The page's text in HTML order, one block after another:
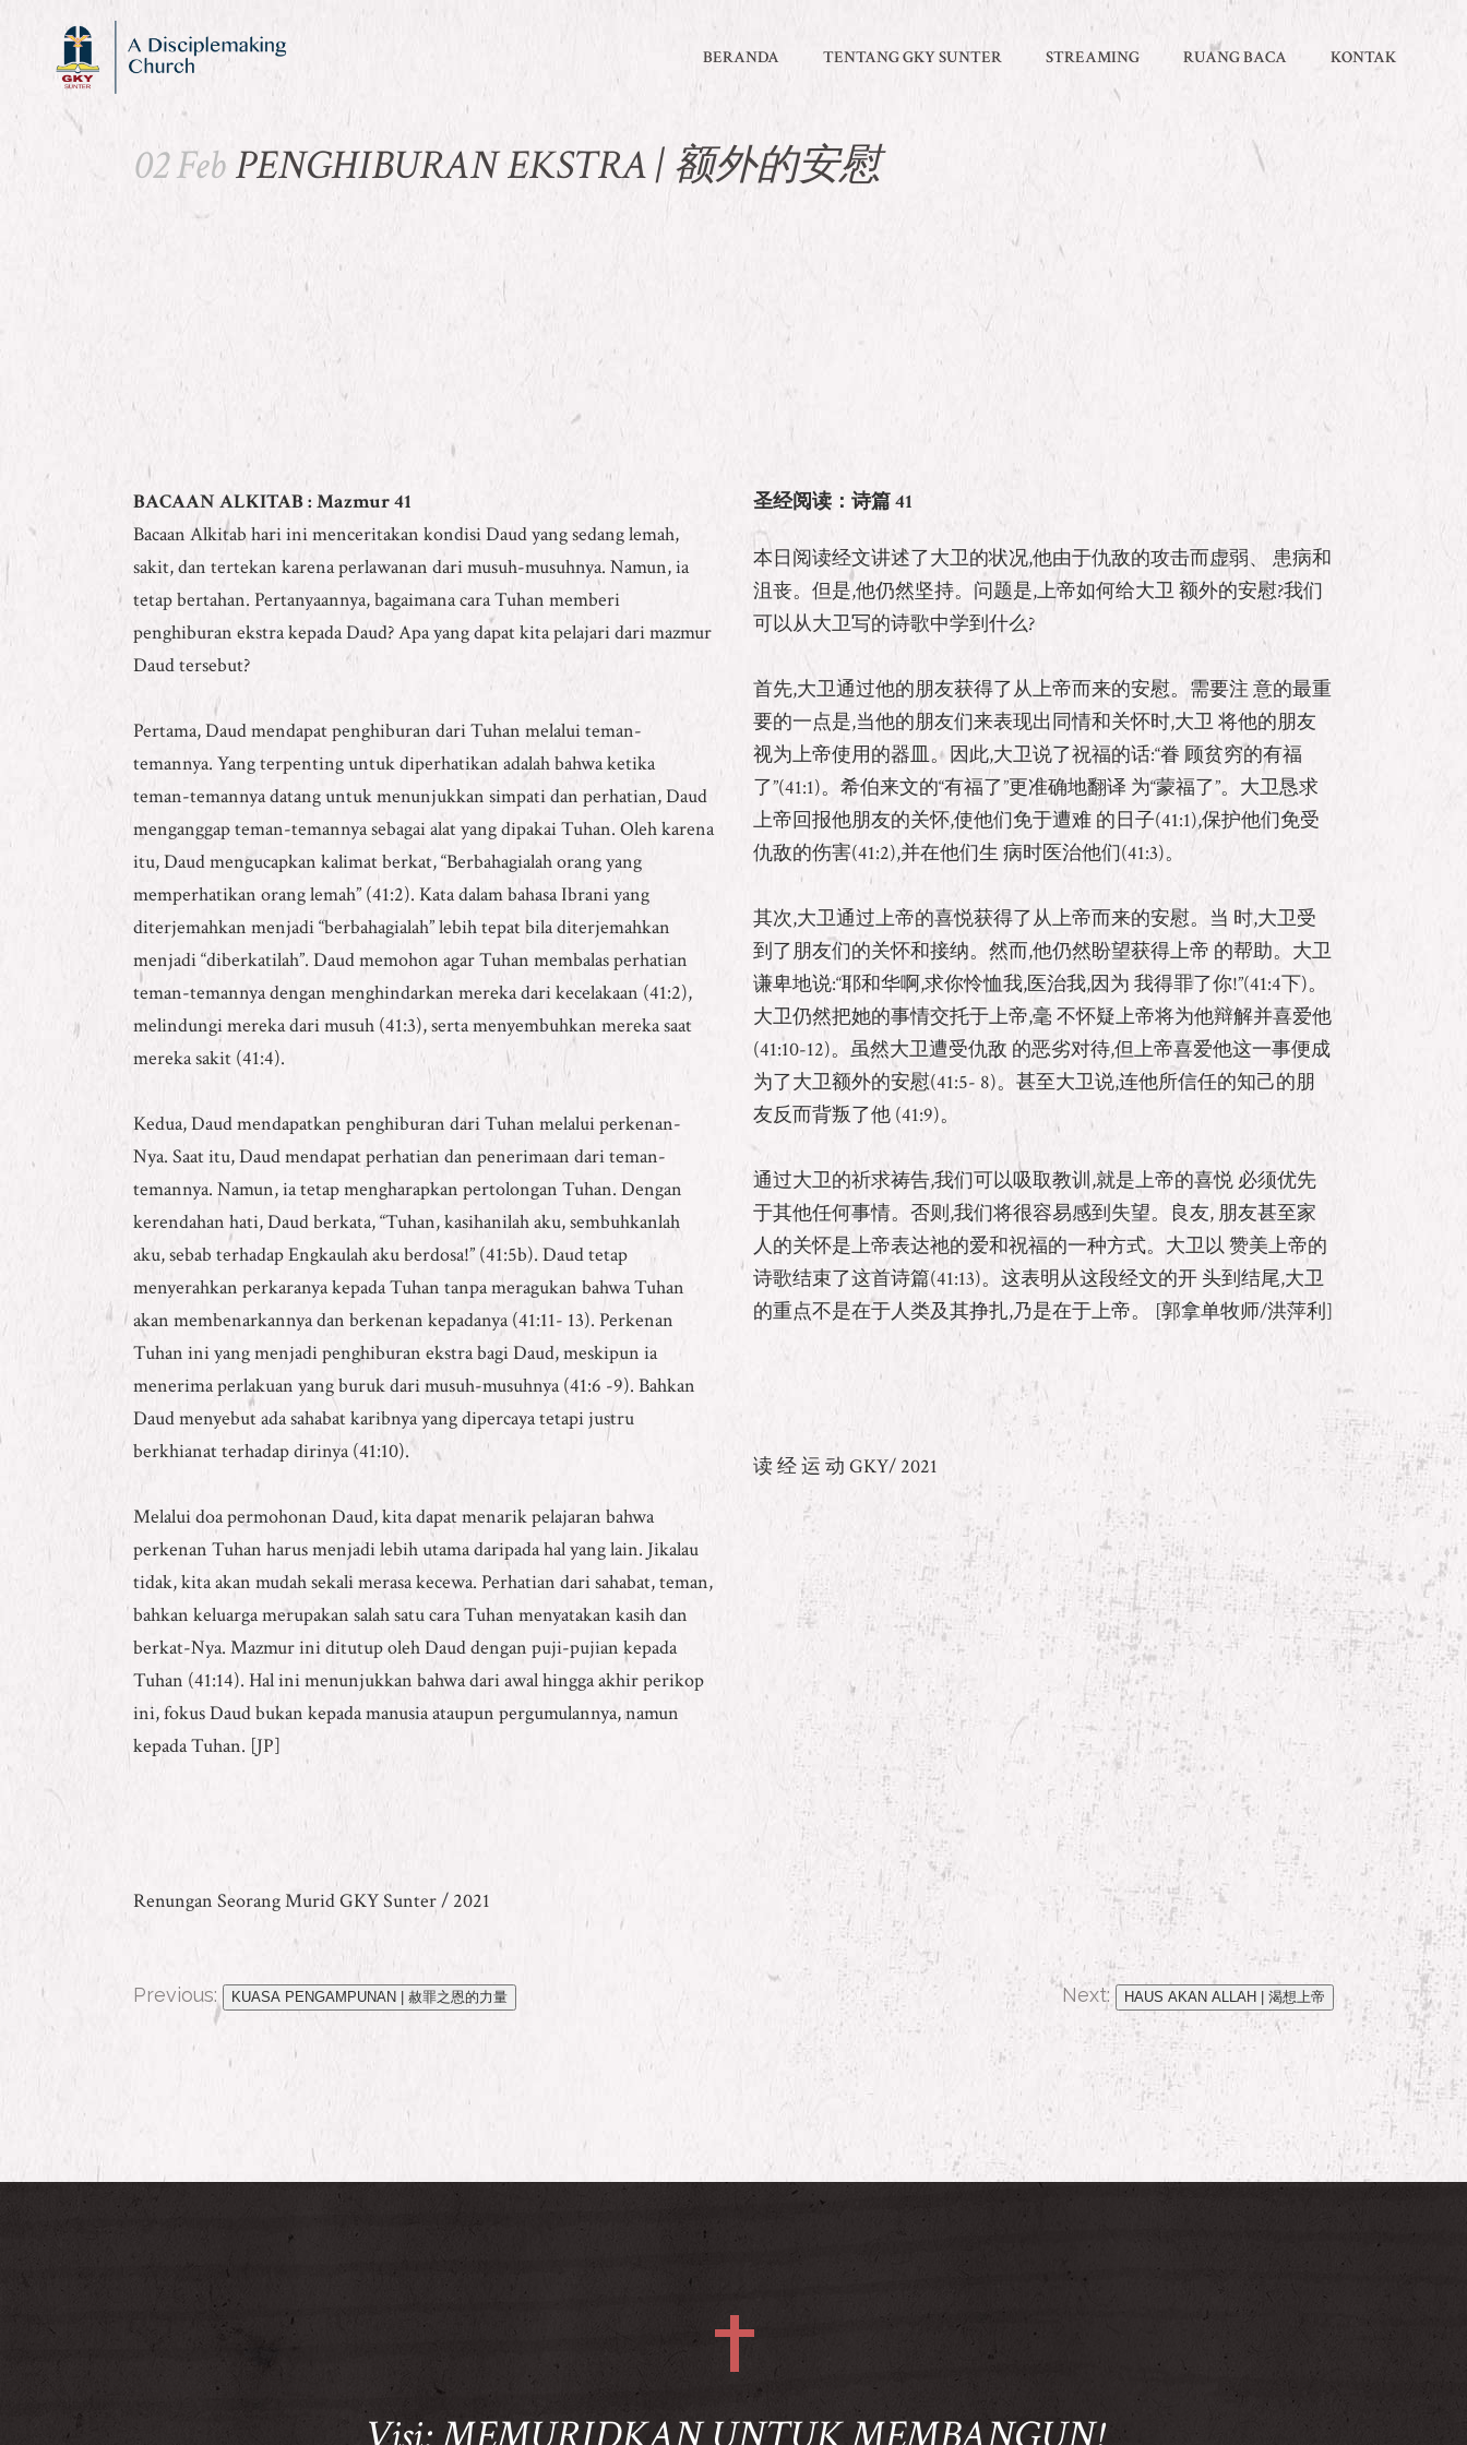
BERANDA TENTANG GKY SUNTER STREAMING RUANG BACA KONTAK
02 FebPENGHIBURAN EKSTRA | 额外的安慰
BACAAN ALKITAB : Mazmur 41
Bacaan Alkitab hari ini menceritakan kondisi Daud yang sedang lemah,
sakit, dan tertekan karena perlawanan dari musuh-musuhnya. Namun, ia
tetap bertahan. Pertanyaannya, bagaimana cara Tuhan memberi
penghiburan ekstra kepada Daud? Apa yang dapat kita pelajari dari mazmur
Daud tersebut?
Pertama, Daud mendapat penghiburan dari Tuhan melalui teman-
temannya. Yang terpenting untuk diperhatikan adalah bahwa ketika
teman-temannya datang untuk menunjukkan simpati dan perhatian, Daud
menganggap teman-temannya sebagai alat yang dipakai Tuhan. Oleh karena
itu, Daud mengucapkan kalimat berkat, “Berbahagialah orang yang
memperhatikan orang lemah” (41:2). Kata dalam bahasa Ibrani yang
diterjemahkan menjadi “berbahagialah” lebih tepat bila diterjemahkan
menjadi “diberkatilah”. Daud memohon agar Tuhan membalas perhatian
teman-temannya dengan menghindarkan mereka dari kecelakaan (41:2),
melindungi mereka dari musuh (41:3), serta menyembuhkan mereka saat
mereka sakit (41:4).
Kedua, Daud mendapatkan penghiburan dari Tuhan melalui perkenan-
Nya. Saat itu, Daud mendapat perhatian dan penerimaan dari teman-
temannya. Namun, ia tetap mengharapkan pertolongan Tuhan. Dengan
kerendahan hati, Daud berkata, “Tuhan, kasihanilah aku, sembuhkanlah
aku, sebab terhadap Engkaulah aku berdosa!” (41:5b). Daud tetap
menyerahkan perkaranya kepada Tuhan tanpa meragukan bahwa Tuhan
akan membenarkannya dan berkenan kepadanya (41:11- 13). Perkenan
Tuhan ini yang menjadi penghiburan ekstra bagi Daud, meskipun ia
menerima perlakuan yang buruk dari musuh-musuhnya (41:6 -9). Bahkan
Daud menyebut ada sahabat karibnya yang dipercaya tetapi justru
berkhianat terhadap dirinya (41:10).
Melalui doa permohonan Daud, kita dapat menarik pelajaran bahwa
perkenan Tuhan harus menjadi lebih utama daripada hal yang lain. Jikalau
tidak, kita akan mudah sekali merasa kecewa. Perhatian dari sahabat, teman,
bahkan keluarga merupakan salah satu cara Tuhan menyatakan kasih dan
berkat-Nya. Mazmur ini ditutup oleh Daud dengan puji-pujian kepada
Tuhan (41:14). Hal ini menunjukkan bahwa dari awal hingga akhir perikop
ini, fokus Daud bukan kepada manusia ataupun pergumulannya, namun
kepada Tuhan. [JP]
Renungan Seorang Murid GKY Sunter / 2021
圣经阅读：诗篇41
本日阅读经文讲述了大卫的状况,他由于仇敌的攻击而虚弱、 患病和
沮丧。但是,他仍然坚持。问题是,上帝如何给大卫 额外的安慰?我们
可以从大卫写的诗歌中学到什么?
首先,大卫通过他的朋友获得了从上帝而来的安慰。需要注 意的最重
要的一点是,当他的朋友们来表现出同情和关怀时,大卫 将他的朋友
视为上帝使用的器皿。因此,大卫说了祝福的话:“眷 顾贫穷的有福
了”(41:1)。希伯来文的“有福了”更准确地翻译 为“蒙福了”。大卫恳求
上帝回报他朋友的关怀,使他们免于遭难 的日子(41:1),保护他们免受
仇敌的伤害(41:2),并在他们生 病时医治他们(41:3)。
其次,大卫通过上帝的喜悦获得了从上帝而来的安慰。当 时,大卫受
到了朋友们的关怀和接纳。然而,他仍然盼望获得上帝 的帮助。大卫
谦卑地说:“耶和华啊,求你怜恤我,医治我,因为 我得罪了你!”(41:4下)。
大卫仍然把她的事情交托于上帝,毫 不怀疑上帝将为他辩解并喜爱他
(41:10-12)。虽然大卫遭受仇敌 的恶劣对待,但上帝喜爱他这一事便成
为了大卫额外的安慰(41:5- 8)。甚至大卫说,连他所信任的知己的朋
友反而背叛了他 (41:9)。
通过大卫的祈求祷告,我们可以吸取教训,就是上帝的喜悦 必须优先
于其他任何事情。否则,我们将很容易感到失望。良友, 朋友甚至家
人的关怀是上帝表达祂的爱和祝福的一种方式。大卫以 赞美上帝的
诗歌结束了这首诗篇(41:13)。这表明从这段经文的开 头到结尾,大卫
的重点不是在于人类及其挣扎,乃是在于上帝。 [郭拿单牧师/洪萍利]
读 经 运 动 GKY/ 2021
Previous: KUASA PENGAMPUNAN | 赦罪之恩的力量 Next: HAUS AKAN ALLAH | 渴想上帝